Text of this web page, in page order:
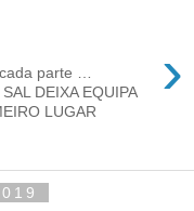
›
parte …
DEIXA EQUIPA
LUGAR